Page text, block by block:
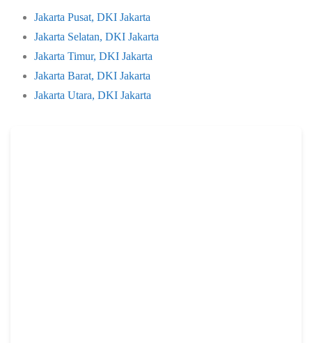
Jakarta Pusat, DKI Jakarta
Jakarta Selatan, DKI Jakarta
Jakarta Timur, DKI Jakarta
Jakarta Barat, DKI Jakarta
Jakarta Utara, DKI Jakarta